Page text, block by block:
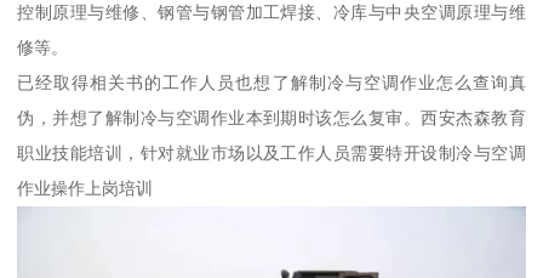
控制原理与维修、钢管与钢管加工焊接、冷库与中央空调原理与维
修等。
已经取得相关书的工作人员也想了解制冷与空调作业怎么查询真
伪，并想了解制冷与空调作业本到期时该怎么复审。西安杰森教育
职业技能培训，针对就业市场以及工作人员需要特开设制冷与空调
作业操作上岗培训